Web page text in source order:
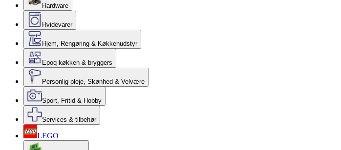
Hardware
Hvidevarer
Hjem, Rengøring & Køkkenudstyr
Epoq køkken & bryggers
Personlig pleje, Skønhed & Velvære
Sport, Fritid & Hobby
Services & tilbehør
LEGO